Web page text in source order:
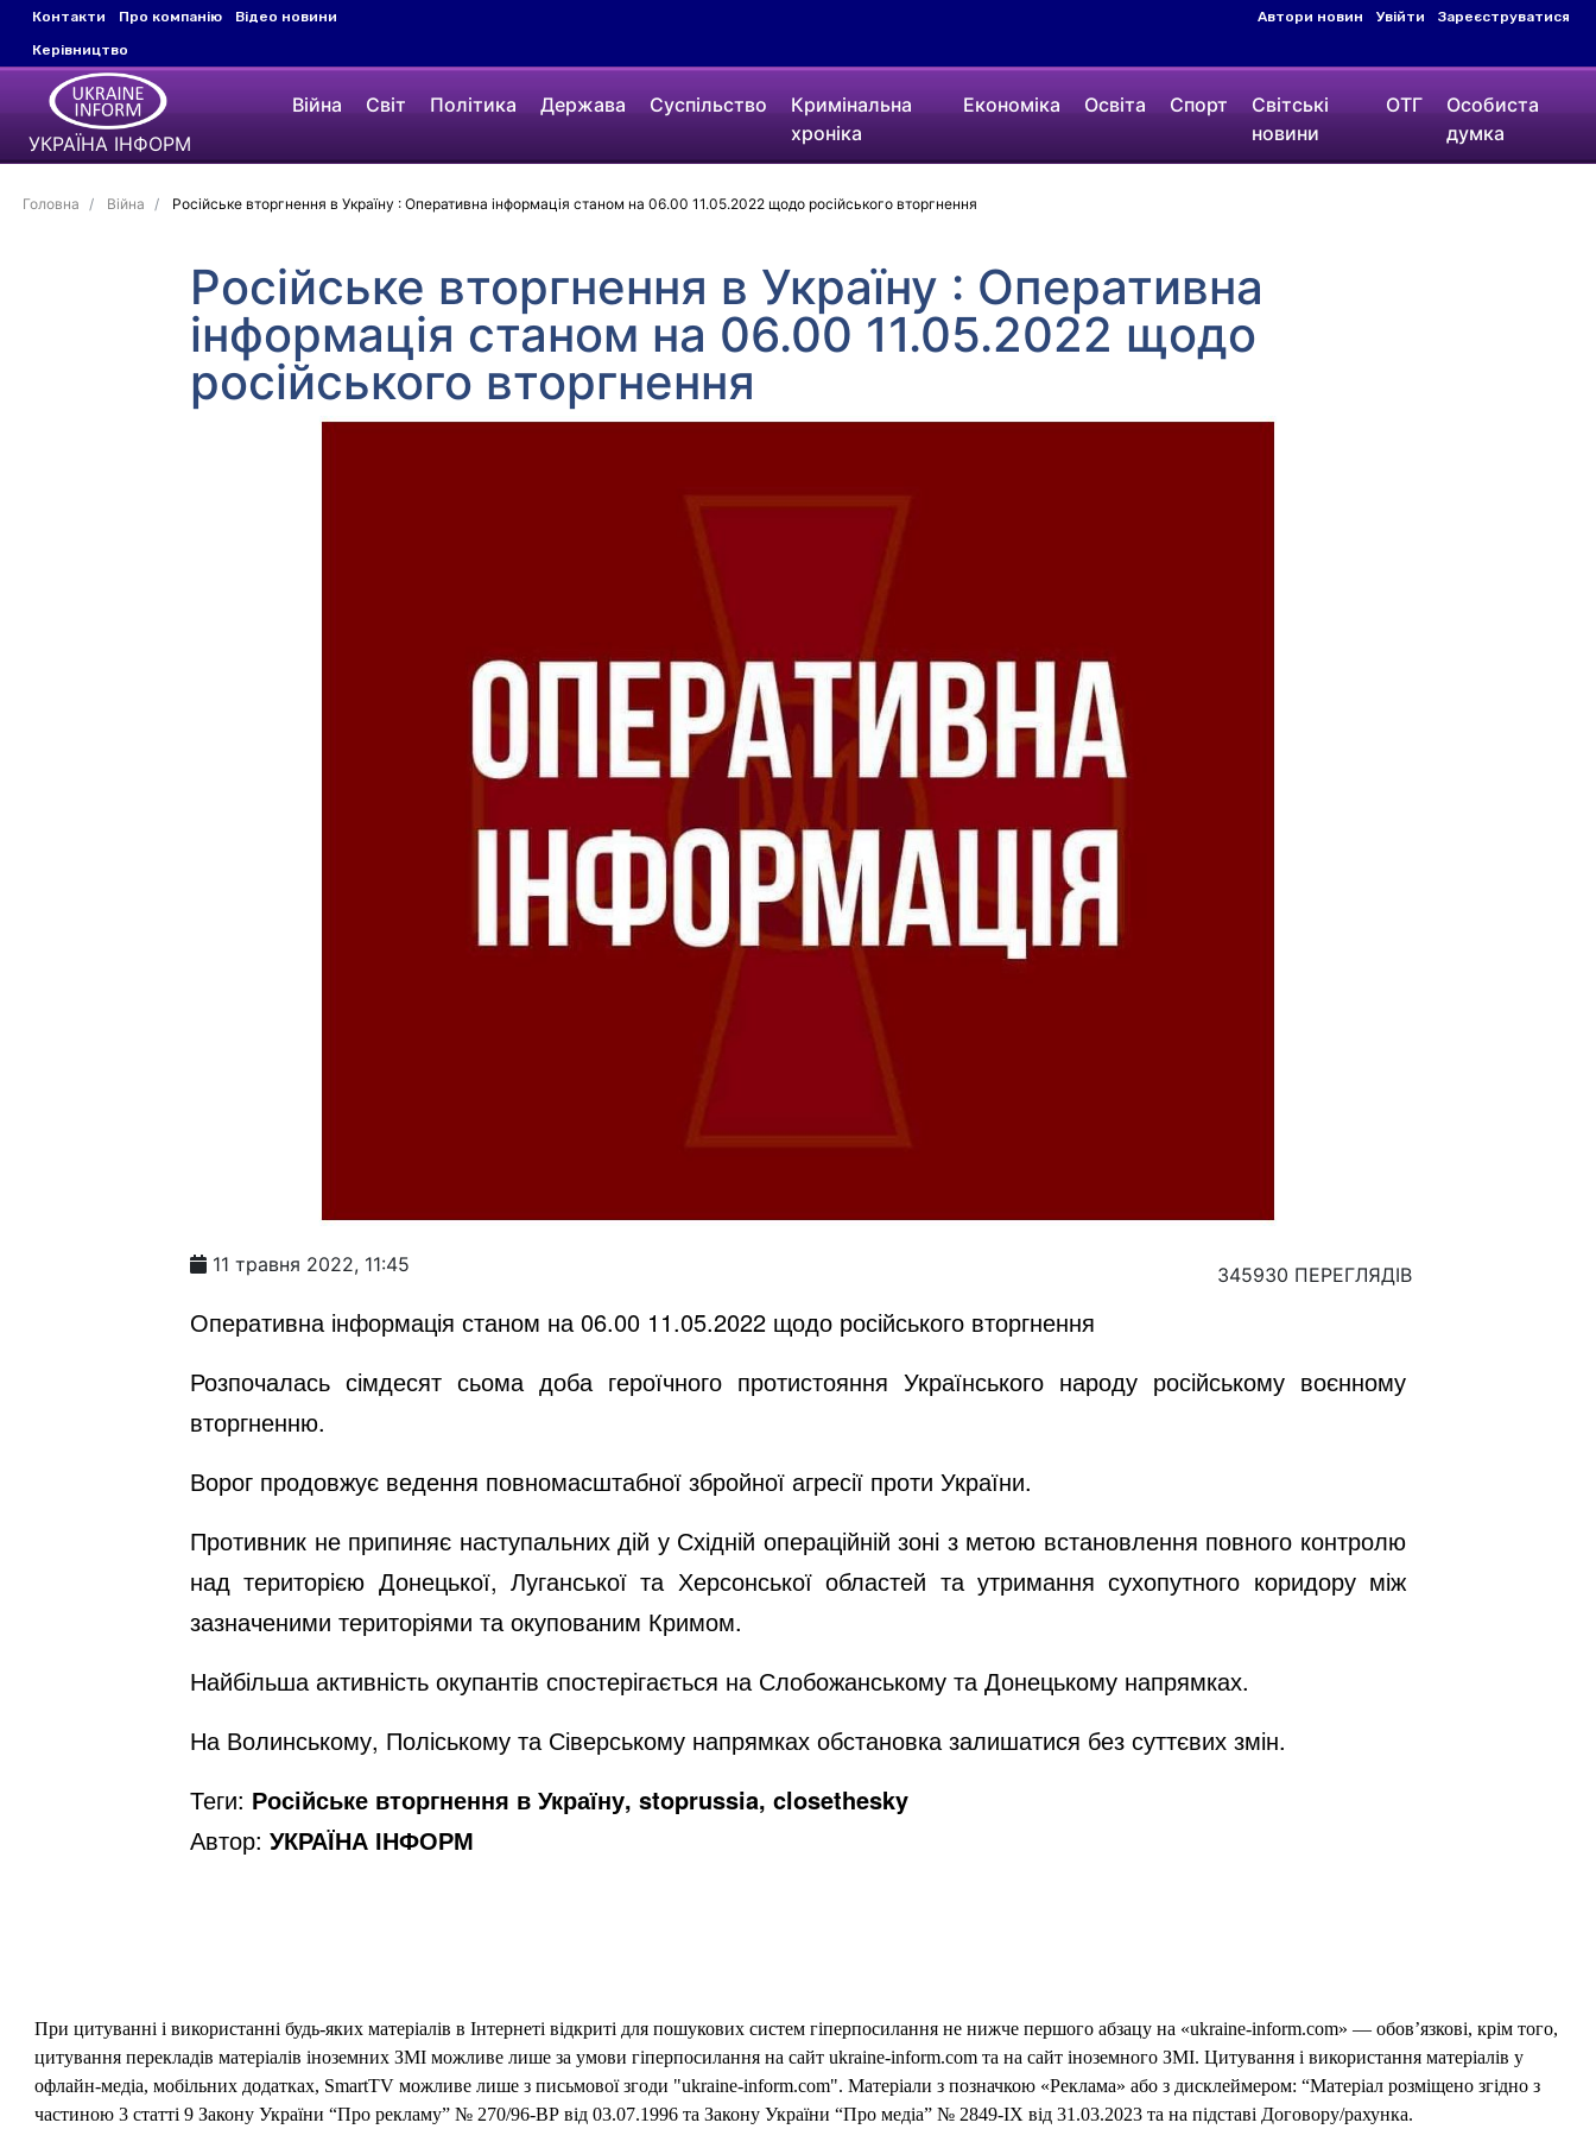
Контакти Про компанію
Відео новини
Керівництво
Автори новин Увійти Зареєструватися
УКРАЇНА ІНФОРМ
Війна Світ Політика Держава Суспільство
Кримінальна
хроніка
Економіка Освіта Спорт
Світські
новини
ОТГ
Особиста
думка
Головна Війна Російське вторгнення в Україну : Оперативна інформація станом на 06.00 11.05.2022 щодо російського вторгнення
Російське вторгнення в Україну : Оперативна
інформація станом на 06.00 11.05.2022 щодо
російського вторгнення
11 травня 2022, 11:45 345930 ПЕРЕГЛЯДІВ
Оперативна інформація станом на 06.00 11.05.2022 щодо російського вторгнення
Розпочалась сімдесят сьома доба героїчного протистояння Українського народу російському воєнному
вторгненню.
Ворог продовжує ведення повномасштабної збройної агресії проти України.
Противник не припиняє наступальних дій у Східній операційній зоні з метою встановлення повного контролю
над територією Донецької, Луганської та Херсонської областей та утримання сухопутного коридору між
зазначеними територіями та окупованим Кримом.
Найбільша активність окупантів спостерігається на Слобожанському та Донецькому напрямках.
На Волинському, Поліському та Сіверському напрямках обстановка залишатися без суттєвих змін.
Теги: Російське вторгнення в Україну, stoprussia, closethesky
Автор: УКРАЇНА ІНФОРМ
При цитуванні і використанні будь-яких матеріалів в Інтернеті відкриті для пошукових систем гіперпосилання не нижче першого абзацу на «ukraine-inform.com» — обов’язкові, крім того,
цитування перекладів матеріалів іноземних ЗМІ можливе лише за умови гіперпосилання на сайт ukraine-inform.com та на сайт іноземного ЗМІ. Цитування і використання матеріалів у
офлайн-медіа, мобільних додатках, SmartTV можливе лише з письмової згоди "ukraine-inform.com". Матеріали з позначкою «Реклама» або з дисклеймером: “Матеріал розміщено згідно з
частиною 3 статті 9 Закону України “Про рекламу” № 270/96-ВР від 03.07.1996 та Закону України “Про медіа” № 2849-IX від 31.03.2023 та на підставі Договору/рахунка.